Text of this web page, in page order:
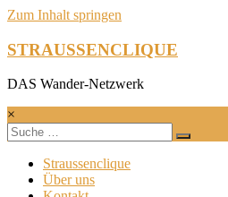
Zum Inhalt springen
STRAUSSENCLIQUE
DAS Wander-Netzwerk
×
Straussenclique
Über uns